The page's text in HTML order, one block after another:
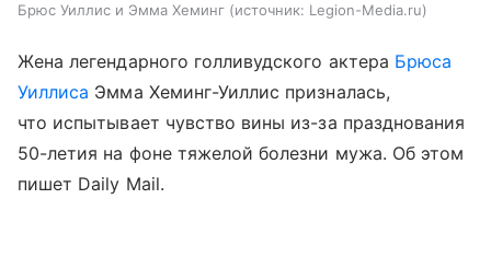
Брюс Уиллис и Эмма Хеминг источник: Legion-Media.ru
Жена легендарного голливудского актера Брюса
Уиллиса Эмма Хеминг-Уиллис призналась,
что испытывает чувство вины из-за празднования
50-летия на фоне тяжелой болезни мужа. Об этом
пишет Daily Mail.